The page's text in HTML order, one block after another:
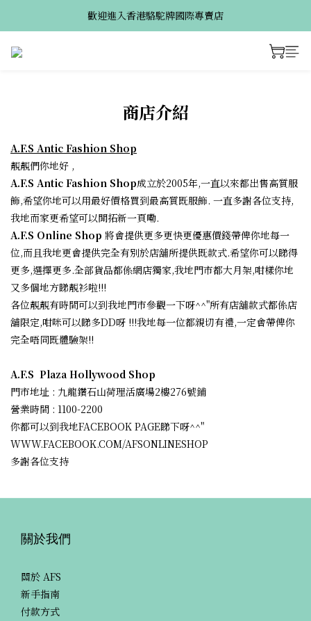
歡迎進入香港駱駝牌國際專賣店
商店介紹
A.F.S Antic Fashion Shop
靚靚們你地好 ,
A.F.S Antic Fashion Shop成立於2005年,一直以來都出售高質服
飾,希望你地可以用最好價格買到最高質既服飾. 一直多謝各位支持,
我地而家更希望可以開拓新一頁嘞.
A.F.S Online Shop 將會提供更多更快更優惠價錢帶俾你地每一
位,而且我地更會提供完全有別於店舖所提供既款式.希望你可以睇得
更多,選擇更多.全部貨品都係網店獨家,我地門市都大月架,咁樣你地
又多個地方睇靚衫啦!!!
各位靚靚有時間可以到我地門市參觀一下呀^^"所有店舖款式都係店
舖限定,咁咪可以睇多DD呀 !!!我地每一位都親切有禮,一定會帶俾你
完全唔同既體驗架!!
A.F.S Plaza Hollywood Shop
門市地址 : 九龍鑽石山荷理活廣場2樓276號鋪
營業時間 : 1100-2200
你都可以到我地FACEBOOK PAGE睇下呀^^"
WWW.FACEBOOK.COM/AFSONLINESHOP
多謝各位支持
關於我們
關於 AFS
新手指南
付款方式